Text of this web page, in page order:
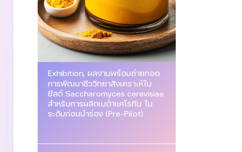
Exhibition, ผลงานพร้อมถ่ายทอด
การพัฒนาชีววิทยาสังเคราะห์ใน
ยีสต์ Saccharomyces cerevisiae
สำหรับการผลิตเบต้าแคโรทีน ใน
ระดับก่อนนำร่อง (Pre-Pilot)